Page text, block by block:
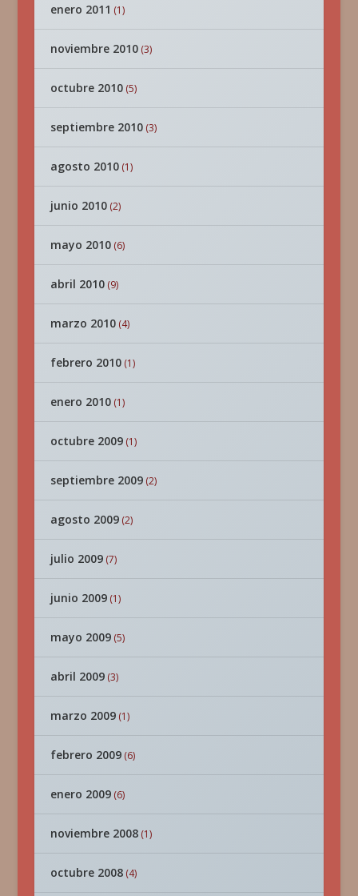
enero 2011 (1)
noviembre 2010(3)
octubre 2010(5)
septiembre 2010(3)
agosto 2010(1)
junio 2010(2)
mayo 2010(6)
abril 2010(9)
marzo 2010(4)
febrero 2010(1)
enero 2010(1)
octubre 2009(1)
septiembre 2009(2)
agosto 2009(2)
julio 2009(7)
junio 2009(1)
mayo 2009(5)
abril 2009(3)
marzo 2009(1)
febrero 2009(6)
enero 2009(6)
noviembre 2008(1)
octubre 2008(4)